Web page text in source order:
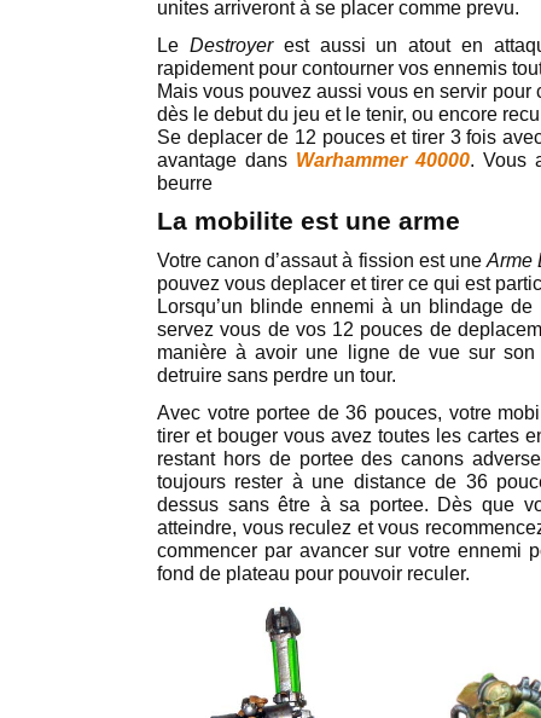
unites arriveront à se placer comme prevu.
Le Destroyer est aussi un atout en
rapidement pour contourner vos ennemis
Mais vous pouvez aussi vous en servir
dès le debut du jeu et le tenir, ou encore
Se deplacer de 12 pouces et tirer 3 fois
avantage dans Warhammer 40000. Vous
beurre
La mobilite est une arme
Votre canon d’assaut à fission est uneArme
pouvez vous deplacer et tirer ce qui est
Lorsqu’un blinde ennemi à un blindage
servez vous de vos 12 pouces de
manière à avoir une ligne de vue sur
detruire sans perdre un tour.
Avec votre portee de 36 pouces, votre
tirer et bouger vous avez toutes les cartes
restant hors de portee des canons
toujours rester à une distance de 36
dessus sans être à sa portee. Dès que
atteindre, vous reculez et vous
commencer par avancer sur votre ennemi
fond de plateau pour pouvoir reculer.